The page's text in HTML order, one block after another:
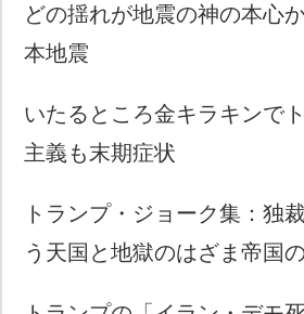
どの揺れが地震の神の本心
本地震
いたるところ金キラキンで
主義も末期症状
トランプ・ジョーク集：独
う天国と地獄のはざま帝国